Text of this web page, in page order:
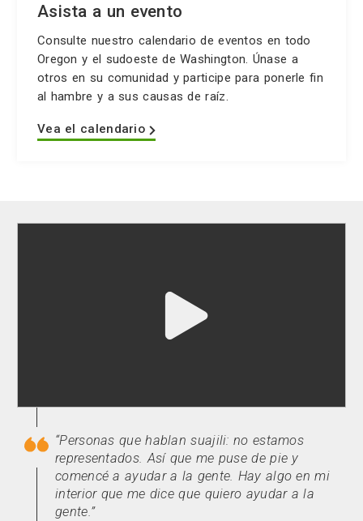
Asista a un evento
Consulte nuestro calendario de eventos en todo
Oregon y el sudoeste de Washington. Únase a
otros en su comunidad y participe para ponerle fin
al hambre y a sus causas de raíz.
Vea el calendario
Play
Personas que hablan suajili: no estamos
representados. Así que me puse de pie y
comencé a ayudar a la gente. Hay algo en mi
interior que me dice que quiero ayudar a la
gente.